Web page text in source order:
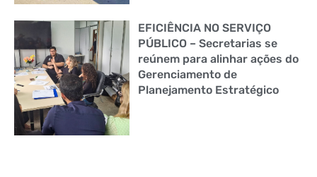
EFICIÊNCIA NO SERVIÇO
PÚBLICO – Secretarias se
reúnem para alinhar ações do
Gerenciamento de
Planejamento Estratégico